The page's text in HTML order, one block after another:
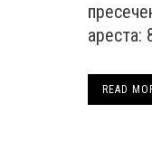
ареста:
READ